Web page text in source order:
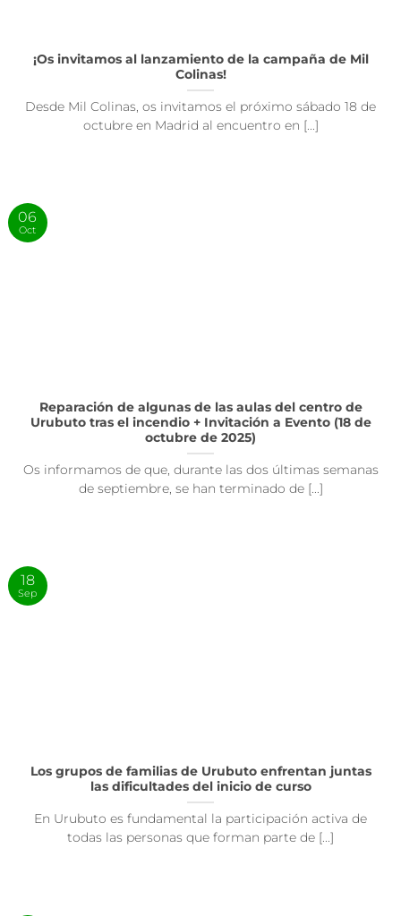
¡Os invitamos al lanzamiento de la campaña de Mil
Colinas!
Desde Mil Colinas, os invitamos el próximo sábado 18 de
octubre en Madrid al encuentro en [...]
Reparación de algunas de las aulas del centro de
Urubuto tras el incendio + Invitación a Evento (18 de
octubre de 2025)
Os informamos de que, durante las dos últimas semanas
de septiembre, se han terminado de [...]
06
Oct
Los grupos de familias de Urubuto enfrentan juntas
las dificultades del inicio de curso
En Urubuto es fundamental la participación activa de
todas las personas que forman parte de [...]
18
Sep